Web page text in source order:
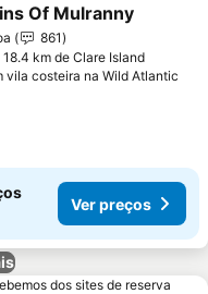
aos favoritos
Of Mulranny
861
18.4 km de Clare Island
vila costeira na Wild Atlantic
Ver preços
dos sites de reserva